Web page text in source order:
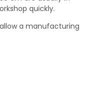
quickly.
a manufacturing